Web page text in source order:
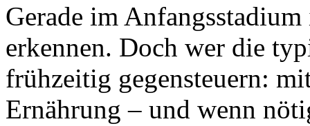
Gerade im
erkennen. Doch wer die
frühzeitig gegensteuern:
Ernährung – und wenn